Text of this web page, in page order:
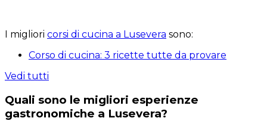
I migliori corsi di cucina a Lusevera sono:
Corso di cucina: 3 ricette tutte da provare
Vedi tutti
Quali sono le migliori esperienze
gastronomiche a Lusevera?